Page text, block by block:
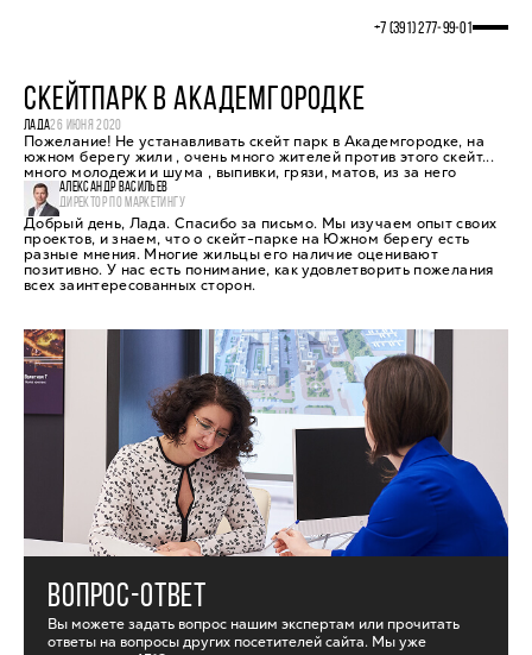
+7 (391) 277‒99‒01
СКЕЙТПАРК В АКАДЕМГОРОДКЕ
ЛАДА26 ИЮНЯ 2020
Пожелание! Не устанавливать скейт парк в Академгородке, на
южном берегу жили , очень много жителей против этого скейт...
много молодежи и шума , выпивки, грязи, матов, из за него
АЛЕКСАНДР ВАСИЛЬЕВ
ДИРЕКТОР ПО МАРКЕТИНГУ
Добрый день, Лада. Спасибо за письмо. Мы изучаем опыт своих
проектов, и знаем, что о скейт-парке на Южном берегу есть
разные мнения. Многие жильцы его наличие оценивают
позитивно. У нас есть понимание, как удовлетворить пожелания
всех заинтересованных сторон.
ВОПРОС-ОТВЕТ
Вы можете задать вопрос нашим экспертам или прочитать
ответы на вопросы других посетителей сайта. Мы уже